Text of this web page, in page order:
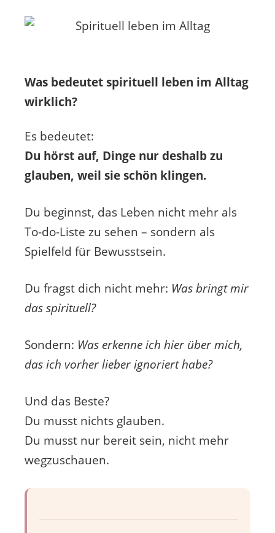
Was bedeutet spirituell leben im Alltag
wirklich?
Es bedeutet:
Du hörst auf, Dinge nur deshalb zu
glauben, weil sie schön klingen.
Du beginnst, das Leben nicht mehr als
To-do-Liste zu sehen – sondern als
Spielfeld für Bewusstsein.
Du fragst dich nicht mehr: Was bringt mir
das spirituell?
Sondern: Was erkenne ich hier über mich,
das ich vorher lieber ignoriert habe?
Und das Beste?
Du musst nichts glauben.
Du musst nur bereit sein, nicht mehr
wegzuschauen.